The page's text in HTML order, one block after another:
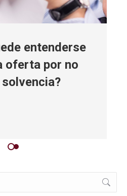
entenderse
oferta por no